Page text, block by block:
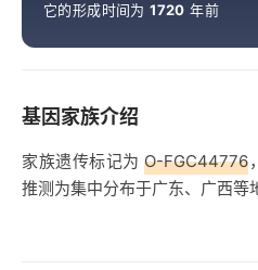
它的形成时间为1720 年前
基因家族介绍
家族遗传标记为O-FGC44776
推测为集中分布于广东、广西等